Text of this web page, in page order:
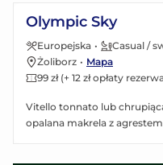
Olympic Sky
Europejska •
Casual /
Żoliborz • Mapa
99 zł (+ 12 zł opłaty
Vitello tonnato lub
opalana makrela z